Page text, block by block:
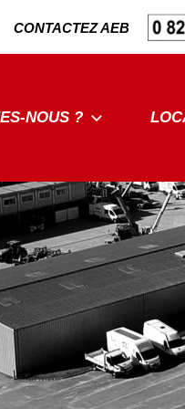
CONTACTEZ AEB
NOUS ?